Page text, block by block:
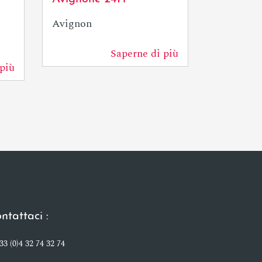
Avignon
Saperne di più
:
(0)4 32 74 32 74